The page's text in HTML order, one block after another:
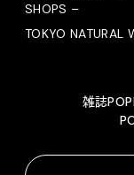
SHOPS –
TOKYO NATURAL
雑誌